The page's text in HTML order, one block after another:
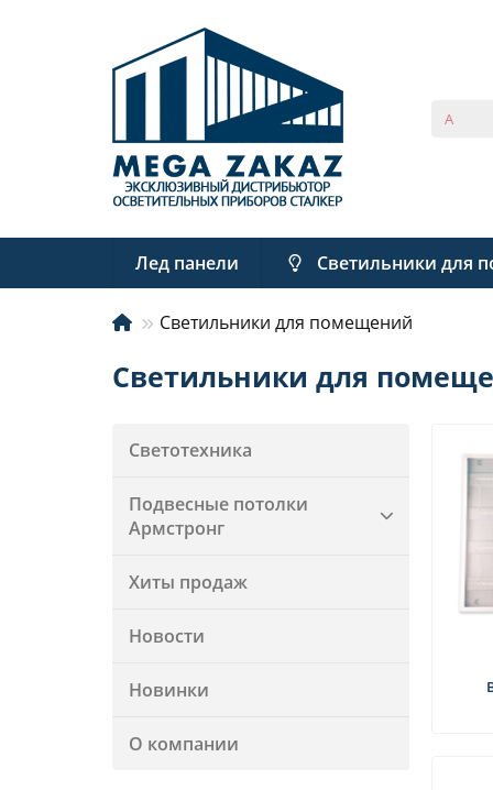
Лед панели Светильники для
Светильники для помещений
Светильники для
Светотехника
Подвесные потолки
Армстронг
Хиты продаж
Новости
Новинки
О компании